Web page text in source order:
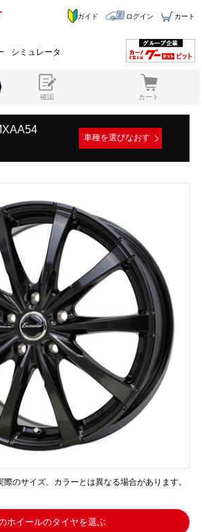
シミュレータ
ガイド ログイン カート
確認 カート
車種を選びなおす
のサイズ、カラーとは異なる場合があります。
ホイールのタイヤを選ぶ